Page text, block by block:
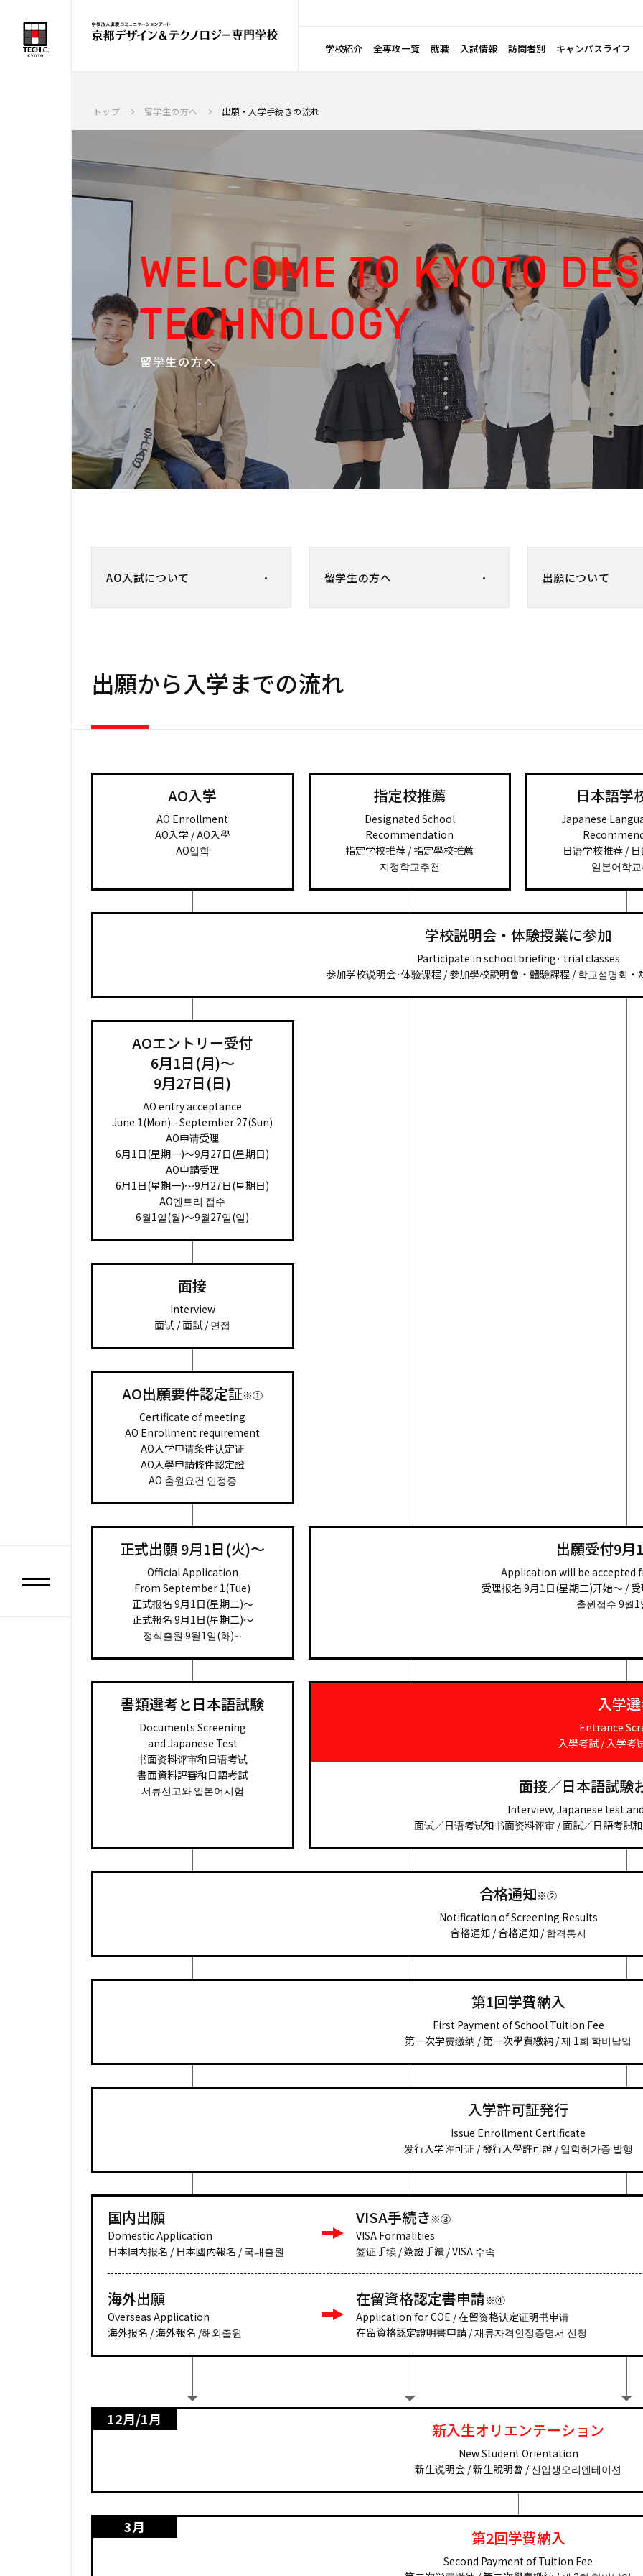
学校紹介 全専攻一覧 就職 入試情報 訪問者別 キャンパスライフ
トップ 留学生の方へ 出願・入学手続きの流れ
WELCOME TO KYOTO
TECHNOLOGY
留学生の方へ
AO入試について 留学生の方へ 出願について
出願から入学までの流れ
AO入学
AO Enrollment
AO入学 / AO入學
AO입학
指定校推薦
Designated School
Recommendation
指定学校推荐 / 指定學校推薦
지정학교추천
日本語学
Japanese
日语学校推荐 /
일본어학
学校説明会・体験授業に参加
Participate in school briefing· trial classes
参加学校说明会·体验课程 / 參加學校說明會・體驗課程 / 학교설명회・
AOエントリー受付
6月1日(月)～
9月27日(日)
AO entry acceptance
June 1(Mon) - September 27(Sun)
AO申请受理
6月1日(星期一)～9月27日(星期日)
AO申請受理
6月1日(星期一)～9月27日(星期日)
AO엔트리 접수
6월1일(월)～9월27일(일)
面接
Interview
面试 / 面試 / 면접
AO出願要件認定証※①
Certificate of meeting
AO Enrollment requirement
AO入学申请条件认定证
AO入學申請條件認定證
AO 출원요건 인정증
正式出願 9月1日(火)～
Official Application
From September 1(Tue)
正式报名 9月1日(星期二)～
正式報名 9月1日(星期二)～
정식출원 9월1일(화)∼
出願受付9月
Application will be accepted
受理报名 9月1日(星期二)开始～ /
출원접수 9월
書類選考と日本語試験
Documents Screening
and Japanese Test
书面资料评审和日语考试
書面資料評審和日語考試
서류선고와 일본어시험
入学
Entrance
入學考試 / 入学考
面接／日本語試験
Interview, Japanese test
面试∕日语考试和书面资料评审 / 面試∕日語考試
合格通知※②
Notification of Screening Results
合格通知 / 合格通知 / 합격통지
第1回学費納入
First Payment of School Tuition Fee
第一次学费缴纳 / 第一次學費繳納 / 제 1회 학비납입
入学許可証発行
Issue Enrollment Certificate
发行入学许可证 / 發行入學許可證 / 입학허가증 발행
国内出願
Domestic Application
日本国内报名 / 日本國內報名 / 국내출원
VISA手続き ※③
VISA Formalities
签证手续 / 簽證手續 / VISA 수속
海外出願
Overseas Application
海外报名 / 海外報名 /해외출원
在留資格認定書申請※④
Application for COE / 在留资格认定证明书申请
在留資格認定證明書申請 / 재류자격인정증명서 신청
12月/1月
新入生オリエンテーション
New Student Orientation
新生说明会 / 新生說明會 / 신입생오리엔테이션
3月
第2回学費納入
Second Payment of Tuition Fee